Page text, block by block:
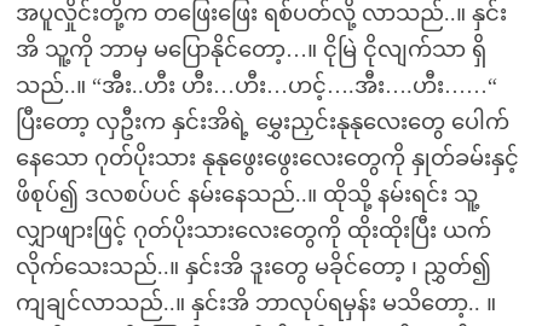
အပူလှိုင်းတို့က တဖြေးဖြေး ရစ်ပတ်လို့ လာသည်..။ နှင်း
အိ သူ့ကို ဘာမှ မပြောနိုင်တော့…။ ငိုမြဲ ငိုလျက်သာ ရှိ
သည်..။ “အီး..ဟီး ဟီး…ဟီး…ဟင့်….အီး….ဟီး……“
ပြီးတော့ လှဦးက နှင်းအိရဲ့ မွှေးညှင်းနုနုလေးတွေ ပေါက်
နေသော ဂုတ်ပိုးသား နုနုဖွေးဖွေးလေးတွေကို နှုတ်ခမ်းနှင့်
ဖိစုပ်၍ ဒလစပ်ပင် နမ်းနေသည်..။ ထိုသို့ နမ်းရင်း သူ့
လျှာဖျားဖြင့် ဂုတ်ပိုးသားလေးတွေကို ထိုးထိုးပြီး ယက်
လိုက်သေးသည်..။ နှင်းအိ ဒူးတွေ မခိုင်တော့ ၊ ညွှတ်၍
ကျချင်လာသည်..။ နှင်းအိ ဘာလုပ်ရမှန်း မသိတော့.. ။